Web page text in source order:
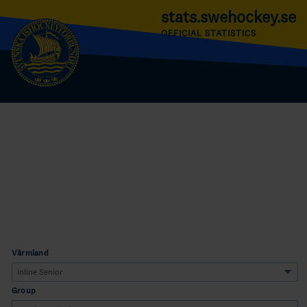
stats.swehockey.se
OFFICIAL STATISTICS
Värmland
Group